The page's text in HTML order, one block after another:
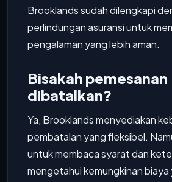
Brooklands sudah dilengkapi
perlindungan asuransi untuk
pengalaman yang lebih aman.
Bisakah pemesanan
dibatalkan?
Ya, Brooklands menyediakan
pembatalan yang fleksibel.
untuk membaca syarat dan
mengetahui kemungkinan biaya